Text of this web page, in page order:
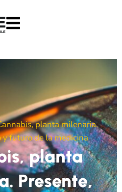
planta milenaria.
y futuro de la medicina
planta
Presente,